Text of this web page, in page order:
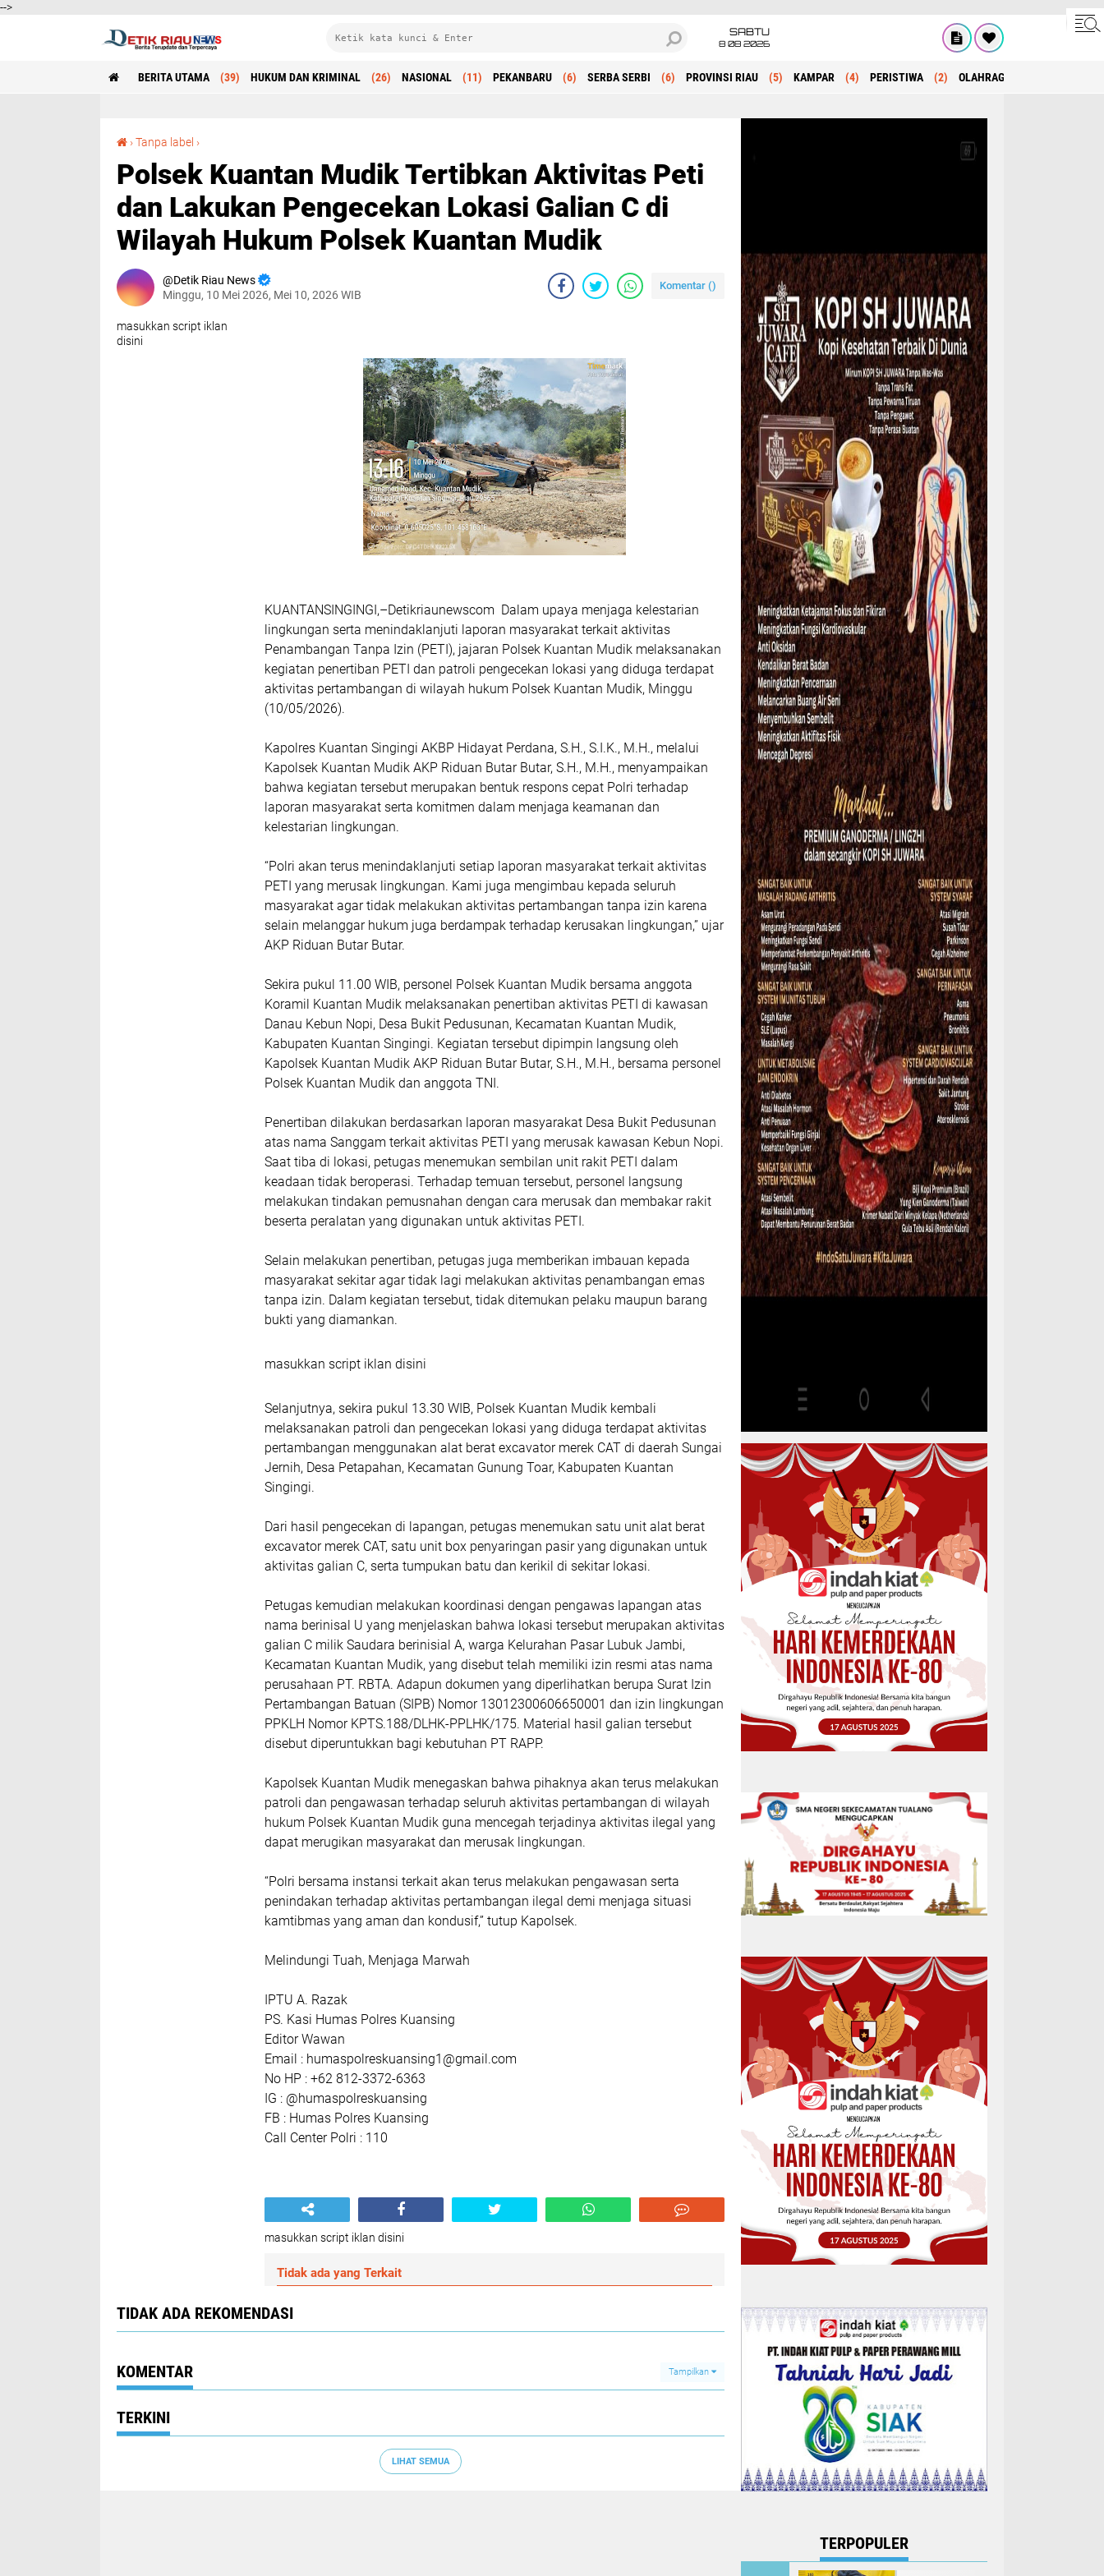
-->
SABTU
8 08 2026
BERITA UTAMA (39) HUKUM DAN KRIMINAL (26) NASIONAL (11) PEKANBARU (6) SERBA SERBI (6) PROVINSI RIAU (5) KAMPAR (4) PERISTIWA (2) OLAHRAGA
›Tanpa label ›
Polsek Kuantan Mudik Tertibkan Aktivitas Peti
dan Lakukan Pengecekan Lokasi Galian C di
Wilayah Hukum Polsek Kuantan Mudik
Detik Riau News
Minggu, 10 Mei 2026, Mei 10, 2026 WIB
Komentar ()
masukkan script iklan
disini
KUANTANSINGINGI,–Detikriaunewscom Dalam upaya menjaga kelestarian
lingkungan serta menindaklanjuti laporan masyarakat terkait aktivitas
Penambangan Tanpa Izin (PETI), jajaran Polsek Kuantan Mudik melaksanakan
kegiatan penertiban PETI dan patroli pengecekan lokasi yang diduga terdapat
aktivitas pertambangan di wilayah hukum Polsek Kuantan Mudik, Minggu
(10/05/2026).
Kapolres Kuantan Singingi AKBP Hidayat Perdana, S.H., S.I.K., M.H., melalui
Kapolsek Kuantan Mudik AKP Riduan Butar Butar, S.H., M.H., menyampaikan
bahwa kegiatan tersebut merupakan bentuk respons cepat Polri terhadap
laporan masyarakat serta komitmen dalam menjaga keamanan dan
kelestarian lingkungan.
“Polri akan terus menindaklanjuti setiap laporan masyarakat terkait aktivitas
PETI yang merusak lingkungan. Kami juga mengimbau kepada seluruh
masyarakat agar tidak melakukan aktivitas pertambangan tanpa izin karena
selain melanggar hukum juga berdampak terhadap kerusakan lingkungan,” ujar
AKP Riduan Butar Butar.
Sekira pukul 11.00 WIB, personel Polsek Kuantan Mudik bersama anggota
Koramil Kuantan Mudik melaksanakan penertiban aktivitas PETI di kawasan
Danau Kebun Nopi, Desa Bukit Pedusunan, Kecamatan Kuantan Mudik,
Kabupaten Kuantan Singingi. Kegiatan tersebut dipimpin langsung oleh
Kapolsek Kuantan Mudik AKP Riduan Butar Butar, S.H., M.H., bersama personel
Polsek Kuantan Mudik dan anggota TNI.
Penertiban dilakukan berdasarkan laporan masyarakat Desa Bukit Pedusunan
atas nama Sanggam terkait aktivitas PETI yang merusak kawasan Kebun Nopi.
Saat tiba di lokasi, petugas menemukan sembilan unit rakit PETI dalam
keadaan tidak beroperasi. Terhadap temuan tersebut, personel langsung
melakukan tindakan pemusnahan dengan cara merusak dan membakar rakit
beserta peralatan yang digunakan untuk aktivitas PETI.
Selain melakukan penertiban, petugas juga memberikan imbauan kepada
masyarakat sekitar agar tidak lagi melakukan aktivitas penambangan emas
tanpa izin. Dalam kegiatan tersebut, tidak ditemukan pelaku maupun barang
bukti yang diamankan.
masukkan script iklan disini
Selanjutnya, sekira pukul 13.30 WIB, Polsek Kuantan Mudik kembali
melaksanakan patroli dan pengecekan lokasi yang diduga terdapat aktivitas
pertambangan menggunakan alat berat excavator merek CAT di daerah Sungai
Jernih, Desa Petapahan, Kecamatan Gunung Toar, Kabupaten Kuantan
Singingi.
Dari hasil pengecekan di lapangan, petugas menemukan satu unit alat berat
excavator merek CAT, satu unit box penyaringan pasir yang digunakan untuk
aktivitas galian C, serta tumpukan batu dan kerikil di sekitar lokasi.
Petugas kemudian melakukan koordinasi dengan pengawas lapangan atas
nama berinisal U yang menjelaskan bahwa lokasi tersebut merupakan aktivitas
galian C milik Saudara berinisial A, warga Kelurahan Pasar Lubuk Jambi,
Kecamatan Kuantan Mudik, yang disebut telah memiliki izin resmi atas nama
perusahaan PT. RBTA. Adapun dokumen yang diperlihatkan berupa Surat Izin
Pertambangan Batuan (SIPB) Nomor 13012300606650001 dan izin lingkungan
PPKLH Nomor KPTS.188/DLHK-PPLHK/175. Material hasil galian tersebut
disebut diperuntukkan bagi kebutuhan PT RAPP.
Kapolsek Kuantan Mudik menegaskan bahwa pihaknya akan terus melakukan
patroli dan pengawasan terhadap seluruh aktivitas pertambangan di wilayah
hukum Polsek Kuantan Mudik guna mencegah terjadinya aktivitas ilegal yang
dapat merugikan masyarakat dan merusak lingkungan.
“Polri bersama instansi terkait akan terus melakukan pengawasan serta
penindakan terhadap aktivitas pertambangan ilegal demi menjaga situasi
kamtibmas yang aman dan kondusif,” tutup Kapolsek.
Melindungi Tuah, Menjaga Marwah
IPTU A. Razak
PS. Kasi Humas Polres Kuansing
Editor Wawan
Email : humaspolreskuansing1@gmail.com
No HP : +62 812-3372-6363
IG : @humaspolreskuansing
FB : Humas Polres Kuansing
Call Center Polri : 110
masukkan script iklan disini
Tidak ada yang Terkait
TIDAK ADA REKOMENDASI
KOMENTAR Tampilkan
TERKINI
LIHAT SEMUA
TERPOPULER